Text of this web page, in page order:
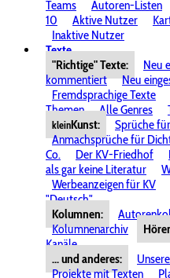
Teams
Autoren-Listen
10
Aktive Nutzer
Inaktive Nutzer
Texte
"Richtige" Texte:
Neu
kommentiert
Neu
Fremdsprachige Texte
Themen
Alle Genres
kleinKunst:
Sprüche
Anmachsprüche für
Co.
Der KV-Friedhof
als gar keine Literatur
Werbeanzeigen für KV
"Deutsch"
Kolumnen:
Kolumnenarchiv
Kanäle
... und anderes:
Projekte mit Texten